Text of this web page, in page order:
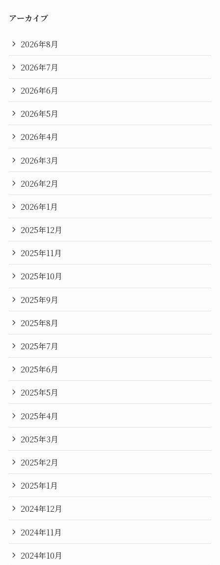
アーカイブ
2026年8月
2026年7月
2026年6月
2026年5月
2026年4月
2026年3月
2026年2月
2026年1月
2025年12月
2025年11月
2025年10月
2025年9月
2025年8月
2025年7月
2025年6月
2025年5月
2025年4月
2025年3月
2025年2月
2025年1月
2024年12月
2024年11月
2024年10月